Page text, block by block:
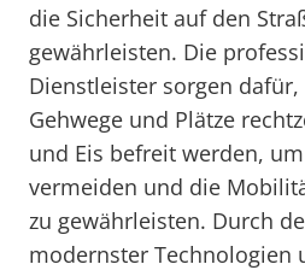
die Sicherheit auf den
gewährleisten. Die
Dienstleister sorgen dafür,
Gehwege und Plätze
und Eis befreit werden,
vermeiden und die
zu gewährleisten. Durch
modernster Technologien